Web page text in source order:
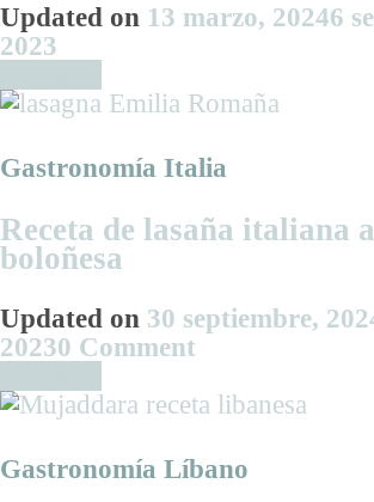
Updated on 13 marzo, 20246
2023
Gastronomía Italia
Receta de lasaña italiana
boloñesa
Updated on 30 septiembre,
20230 Comment
de
italiana
Gastronomía Líbano